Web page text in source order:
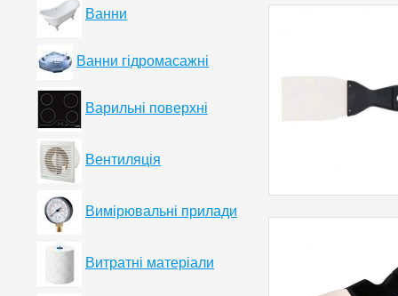
Ванни
Ванни гідромасажні
Варильні поверхні
Вентиляція
Вимірювальні прилади
Витратні матеріали